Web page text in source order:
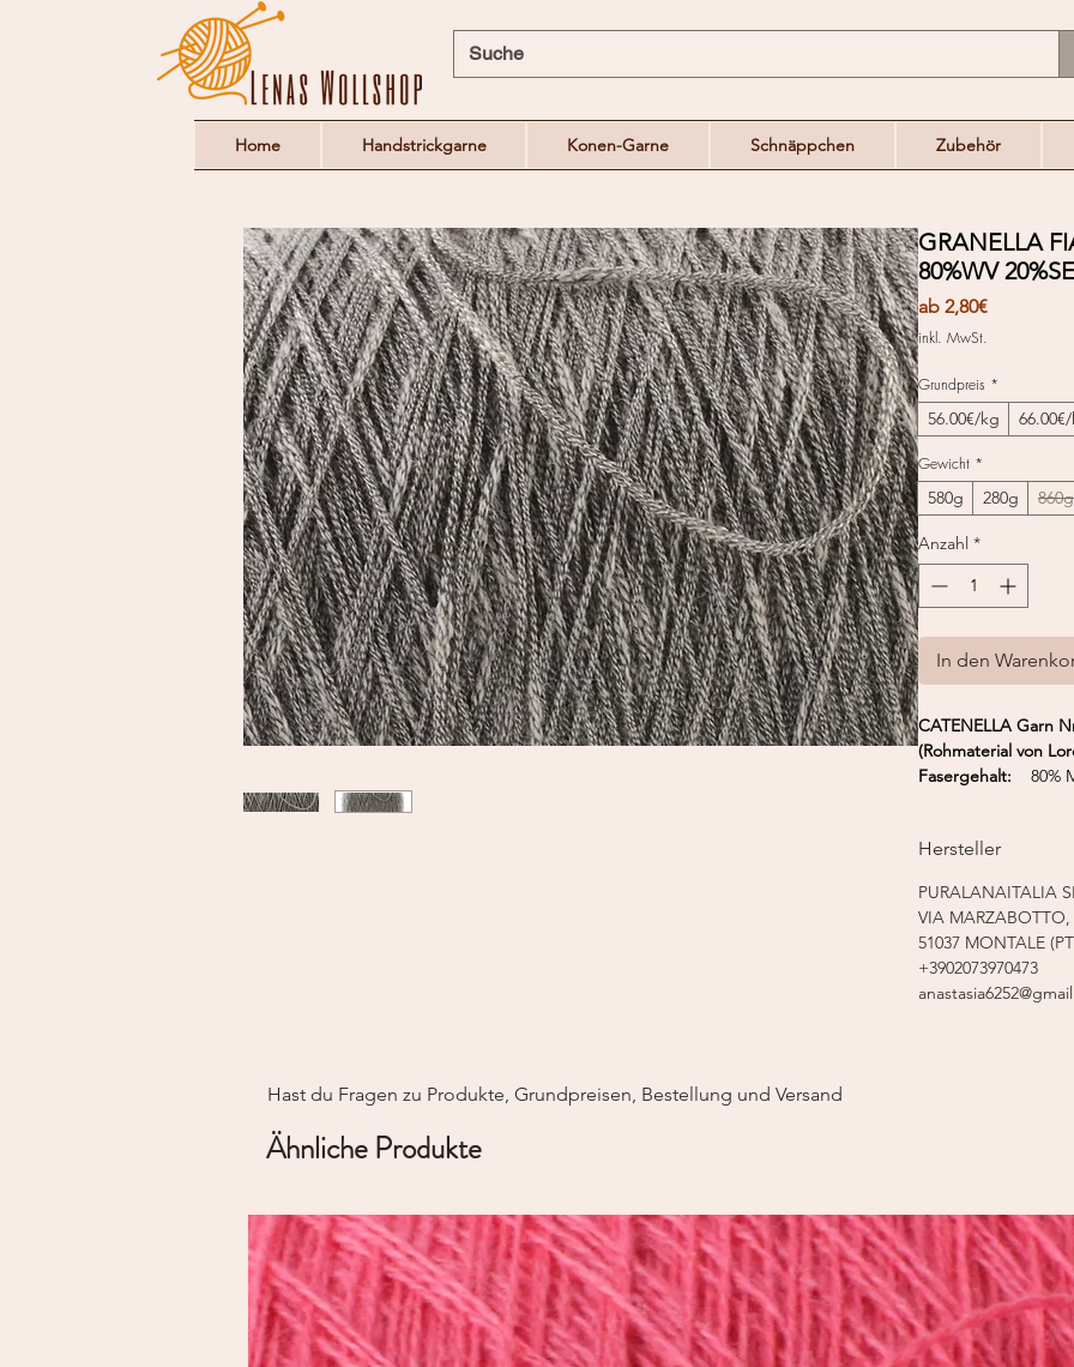
Home Handstrickgarne Konen-Garne Schnäppchen Zubehör
GRANELLA
80%WV 20%SE
ab 2,80€Sale-
inkl. MwSt.
Grundpreis *
56.00€/kg
Gewicht *
580g 280g 860g
Anzahl *
In den
CATENELLA Garn
(Rohmaterial von
Fasergehalt:
80%
Strickmaschine:
Hersteller
PURALANAITALIA
VIA
51037 MONTALE
+3902073970473
Hast du Fragen zu Produkte, Grundpreisen, Bestellung und Versand
Ähnliche Produkte